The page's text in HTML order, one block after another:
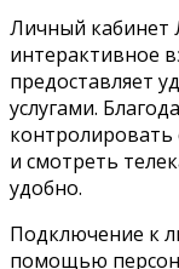
Личный кабинет
интерактивное
предоставляет
услугами.
и смотреть
удобно.
Подключение к
помощью